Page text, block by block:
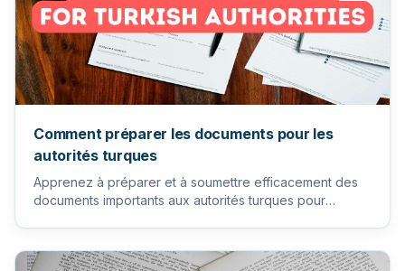
Comment préparer les documents pour les
autorités turques
Apprenez à préparer et à soumettre efficacement des
documents importants aux autorités turques pour